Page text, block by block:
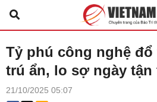
Tỷ phú công nghệ đổ
trú ẩn, lo sợ ngày tận
21/10/2025 05:07